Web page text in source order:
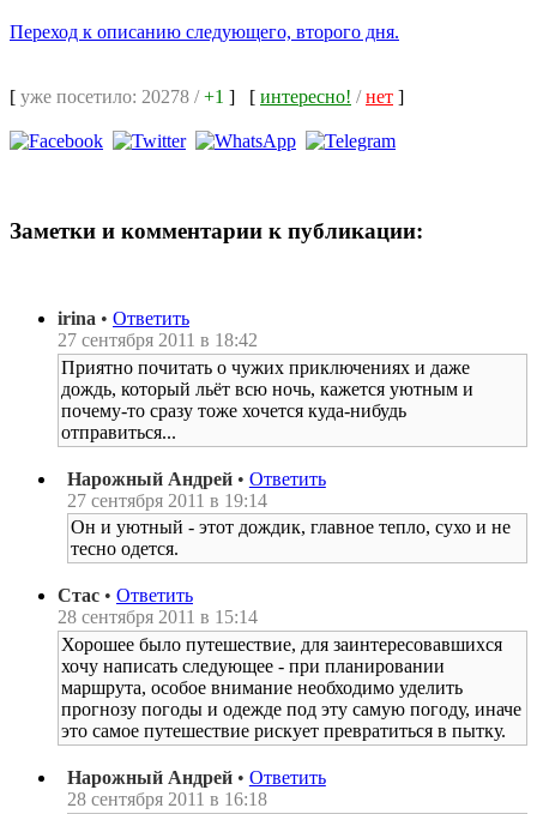
Переход к описанию следующего, второго дня.
[ уже посетило: 20278 /+1 ] [ интересно! /нет ]
Заметки и комментарии к публикации:
irina • Ответить
27 сентября 2011 в 18:42
Приятно почитать о чужих приключениях и даже
дождь, который льёт всю ночь, кажется уютным и
почему-то сразу тоже хочется куда-нибудь
отправиться...
Нарожный Андрей • Ответить
27 сентября 2011 в 19:14
Он и уютный - этот дождик, главное тепло, сухо и не
тесно одется.
Стас • Ответить
28 сентября 2011 в 15:14
Хорошее было путешествие, для заинтересовавшихся
хочу написать следующее - при планировании
маршрута, особое внимание необходимо уделить
прогнозу погоды и одежде под эту самую погоду, иначе
это самое путешествие рискует превратиться в пытку.
Нарожный Андрей • Ответить
28 сентября 2011 в 16:18